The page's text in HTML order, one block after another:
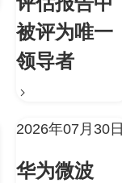
被评为唯一
领导者
2026年07月30日
华为微波